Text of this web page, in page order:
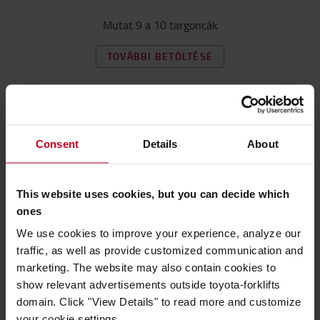
Consent Details About
This website uses cookies, but you can decide which
ones
We use cookies to improve your experience, analyze our
traffic, as well as provide customized communication and
marketing. The website may also contain cookies to
show relevant advertisements outside toyota-forklifts
domain. Click "View Details" to read more and customize
Mutat 9 a 10 targoncák
TOVÁBBI BETÖLTÉSE